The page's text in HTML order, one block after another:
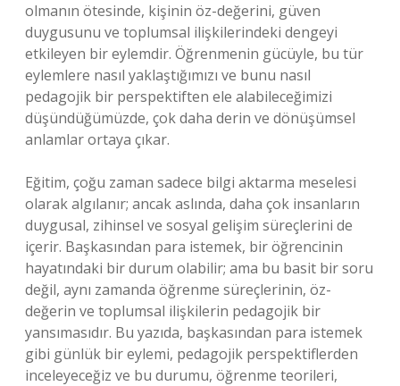
olmanın ötesinde, kişinin öz-değerini, güven
duygusunu ve toplumsal ilişkilerindeki dengeyi
etkileyen bir eylemdir. Öğrenmenin gücüyle, bu tür
eylemlere nasıl yaklaştığımızı ve bunu nasıl
pedagojik bir perspektiften ele alabileceğimizi
düşündüğümüzde, çok daha derin ve dönüşümsel
anlamlar ortaya çıkar.
Eğitim, çoğu zaman sadece bilgi aktarma meselesi
olarak algılanır; ancak aslında, daha çok insanların
duygusal, zihinsel ve sosyal gelişim süreçlerini de
içerir. Başkasından para istemek, bir öğrencinin
hayatındaki bir durum olabilir; ama bu basit bir soru
değil, aynı zamanda öğrenme süreçlerinin, öz-
değerin ve toplumsal ilişkilerin pedagojik bir
yansımasıdır. Bu yazıda, başkasından para istemek
gibi günlük bir eylemi, pedagojik perspektiflerden
inceleyeceğiz ve bu durumu, öğrenme teorileri,